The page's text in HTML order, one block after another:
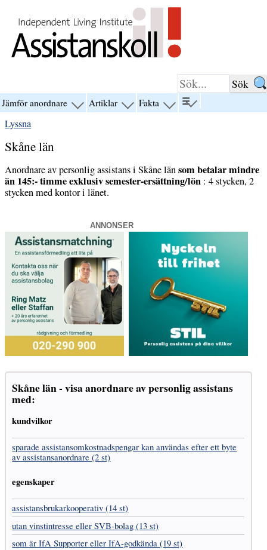
Jämför anordnare visa Artiklar visa Fakta visa
☰visa
menyn
Lyssna
Skåne län
Anordnare av personlig assistans i Skåne länsom betalar mindre
än 145:- timme exklusiv semester-ersättning/lön : 4 stycken, 2
stycken med kontor i länet.
ANNONSER
Skåne län - visa anordnare av personlig assistans
med:
kundvilkor
sparade assistans­omkostnads­pengar kan användas efter ett byte
av assistans­anordnare (2 st)
egenskaper
assistans­brukar­kooperativ (14 st)
utan vinst­intresse eller SVB-bolag (13 st)
som är IfA Supporter eller IfA-godkända (19 st)